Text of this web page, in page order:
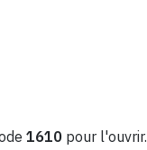
1610 pour l'ouvrir.